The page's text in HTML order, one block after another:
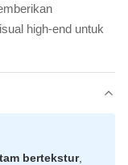
high-end untuk
bertekstur,